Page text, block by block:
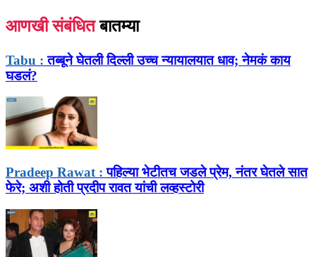
आणखी संबंधित बातम्या
Tabu : तब्बूने घेतली दिल्ली उच्च न्यायालयात धाव; नेमकं काय
घडलं?
Pradeep Rawat : पहिल्या भेटीतच जडले प्रेम, नंतर घेतले सात
फेरे; अशी होती प्रदीप रावत यांची लव्हस्टोरी